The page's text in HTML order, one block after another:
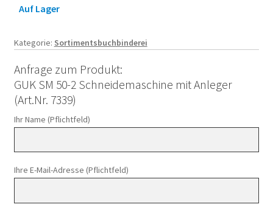
Auf Lager
Kategorie: Sortimentsbuchbinderei
Anfrage zum Produkt:
GUK SM 50-2 Schneidemaschine mit Anleger
(Art.Nr. 7339)
Ihr Name (Pflichtfeld)
Ihre E-Mail-Adresse (Pflichtfeld)